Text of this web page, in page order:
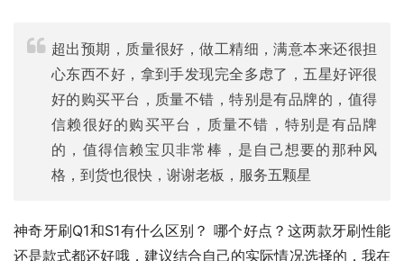
超出预期，质量很好，做工精细，满意本来还很担
心东西不好，拿到手发现完全多虑了，五星好评很
好的购买平台，质量不错，特别是有品牌的，值得
信赖很好的购买平台，质量不错，特别是有品牌
的，值得信赖宝贝非常棒，是自己想要的那种风
格，到货也很快，谢谢老板，服务五颗星
神奇牙刷Q1和S1有什么区别？ 哪个好点？这两款牙刷性能
还是款式都还好哦，建议结合自己的实际情况选择的，我在